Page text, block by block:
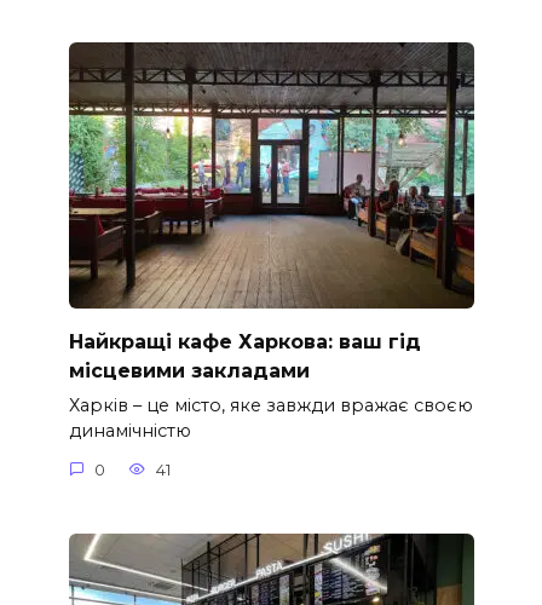
Найкращі кафе Харкова: ваш гід
місцевими закладами
Харків – це місто, яке завжди вражає своєю
динамічністю
0 41